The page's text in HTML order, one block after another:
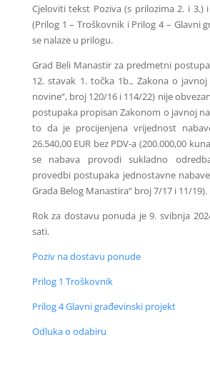
Cjeloviti tekst Poziva (s prilozima 2. i 3.)
(Prilog 1 – Troškovnik i Prilog 4 – Glavni
se nalaze u prilogu.
Grad Beli Manastir za predmetni
12. stavak 1. točka 1b., Zakona o
novine“, broj 120/16 i 114/22) nije
postupaka propisan Zakonom o javnoj
to da je procijenjena vrijednost
26.540,00 EUR bez PDV-a (200.000,00
se nabava provodi sukladno
provedbi postupaka jednostavne
Grada Belog Manastira“ broj 7/17 i 11/19).
Rok za dostavu ponuda je 9. svibnja
sati.
Poziv na dostavu ponude
Prilog 1 Troškovnik
Prilog 4 Glavni građevinski projekt
Odluka o odabiru